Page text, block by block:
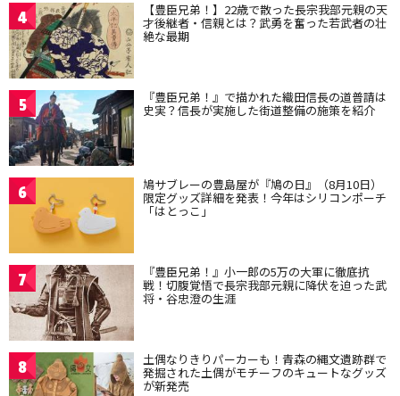
4 【豊臣兄弟！】22歳で散った長宗我部元親の天
才後継者・信親とは？武勇を奮った若武者の壮
絶な最期
5 『豊臣兄弟！』で描かれた織田信長の道普請は
史実？信長が実施した街道整備の施策を紹介
6 鳩サブレーの豊島屋が『鳩の日』（8月10日）
限定グッズ詳細を発表！今年はシリコンポーチ
「はとっこ」
7 『豊臣兄弟！』小一郎の5万の大軍に徹底抗
戦！切腹覚悟で長宗我部元親に降伏を迫った武
将・谷忠澄の生涯
8 土偶なりきりパーカーも！青森の縄文遺跡群で
発掘された土偶がモチーフのキュートなグッズ
が新発売